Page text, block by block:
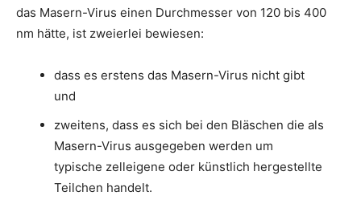
das Masern-Virus einen Durchmesser von 120 bis 400
nm hätte, ist zweierlei bewiesen:
dass es erstens das Masern-Virus nicht gibt
und
zweitens, dass es sich bei den Bläschen die als
Masern-Virus ausgegeben werden um
typische zelleigene oder künstlich hergestellte
Teilchen handelt.